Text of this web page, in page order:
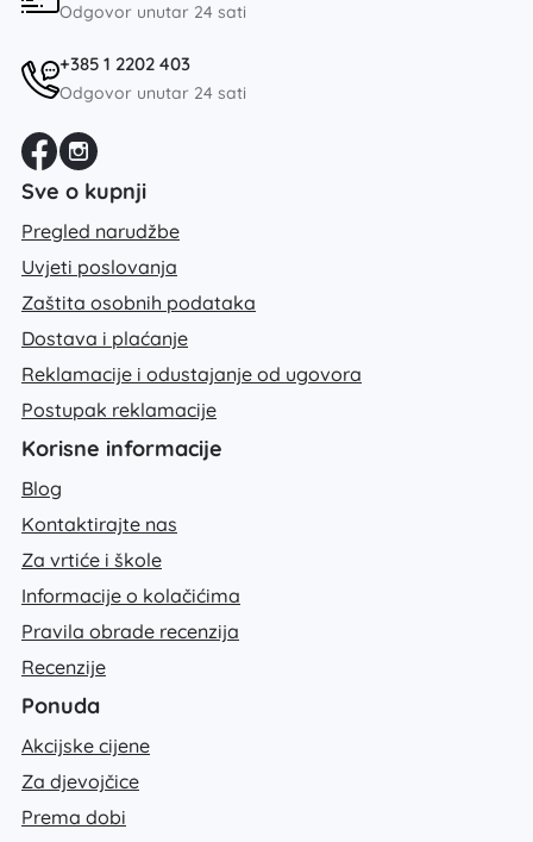
Odgovor unutar 24 sati
+385 1 2202 403
Odgovor unutar 24 sati
Sve o kupnji
Pregled narudžbe
Uvjeti poslovanja
Zaštita osobnih podataka
Dostava i plaćanje
Reklamacije i odustajanje od ugovora
Postupak reklamacije
Korisne informacije
Blog
Kontaktirajte nas
Za vrtiće i škole
Informacije o kolačićima
Pravila obrade recenzija
Recenzije
Ponuda
Akcijske cijene
Za djevojčice
Prema dobi